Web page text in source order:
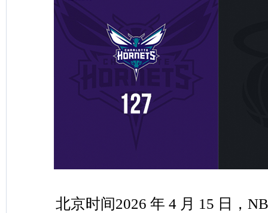
北京时间2026 年 4 月 15 日，